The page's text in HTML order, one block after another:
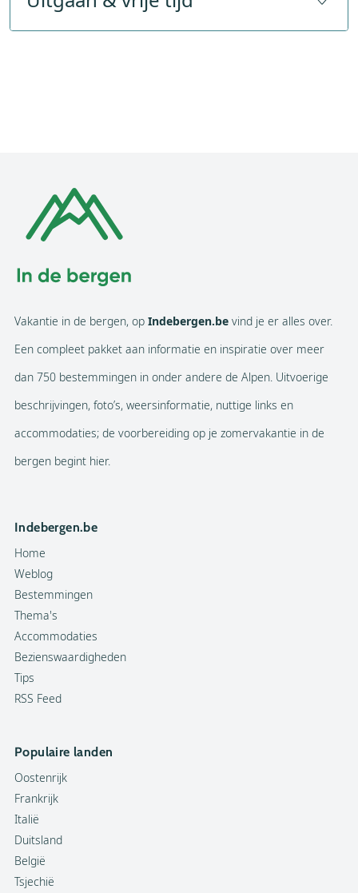
Bank
Geldautomaat
Internetcafé
Supermarkten
Discotheken
Casino
Vakantie in de bergen, op Indebergen.be vind je er alles over.
Een compleet pakket aan informatie en inspiratie over meer
dan 750 bestemmingen in onder andere de Alpen. Uitvoerige
beschrijvingen, foto’s, weersinformatie, nuttige links en
accommodaties; de voorbereiding op je zomervakantie in de
bergen begint hier.
Indebergen.be
Home
Weblog
Bestemmingen
Thema's
Accommodaties
Bezienswaardigheden
Tips
RSS Feed
Populaire landen
Oostenrijk
Frankrijk
Italië
Duitsland
België
Tsjechië